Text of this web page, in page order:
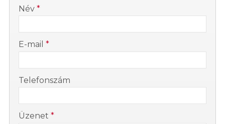
-
Név *
E-mail *
Telefonszám
Üzenet *